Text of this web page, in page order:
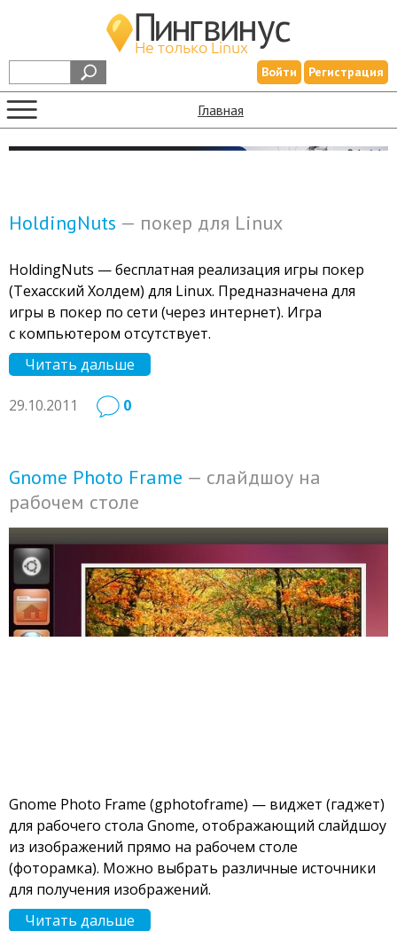
Войти Регистрация
Главная
HoldingNuts — покер для Linux
HoldingNuts — бесплатная реализация игры покер
(Техасский Холдем) для Linux. Предназначена для
игры в покер по сети (через интернет). Игра
с компьютером отсутствует.
Читать дальше
29.10.2011 0
Gnome Photo Frame — слайдшоу на
рабочем столе
Gnome Photo Frame (gphotoframe) — виджет (гаджет)
для рабочего стола Gnome, отображающий слайдшоу
из изображений прямо на рабочем столе
(фоторамка). Можно выбрать различные источники
для получения изображений.
Читать дальше